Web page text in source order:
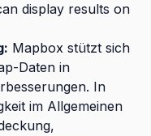
display results on
Mapbox stützt sich
Daten in
In
im Allgemeinen